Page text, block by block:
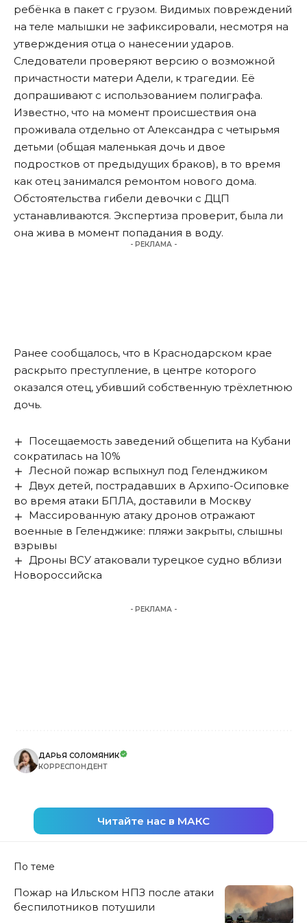
ребёнка в пакет с грузом. Видимых повреждений
на теле малышки не зафиксировали, несмотря на
утверждения отца о нанесении ударов.
Следователи проверяют версию о возможной
причастности матери Адели, к трагедии. Её
допрашивают с использованием полиграфа.
Известно, что на момент происшествия она
проживала отдельно от Александра с четырьмя
детьми (общая маленькая дочь и двое
подростков от предыдущих браков), в то время
как отец занимался ремонтом нового дома.
Обстоятельства гибели девочки с ДЦП
устанавливаются. Экспертиза проверит, была ли
она жива в момент попадания в воду.
- РЕКЛАМА -
Ранее сообщалось, что в Краснодарском крае
раскрыто преступление, в центре которого
оказался отец, убивший собственную трёхлетнюю
дочь.
Посещаемость заведений общепита на Кубани
сократилась на 10%
Лесной пожар вспыхнул под Геленджиком
Двух детей, пострадавших в Архипо-Осиповке
во время атаки БПЛА, доставили в Москву
Массированную атаку дронов отражают
военные в Геленджике: пляжи закрыты, слышны
взрывы
Дроны ВСУ атаковали турецкое судно вблизи
Новороссийска
- РЕКЛАМА -
ДАРЬЯ СОЛОМЯНИК
КОРРЕСПОНДЕНТ
Читайте нас в МАКС
По теме
Пожар на Ильском НПЗ после атаки
беспилотников потушили